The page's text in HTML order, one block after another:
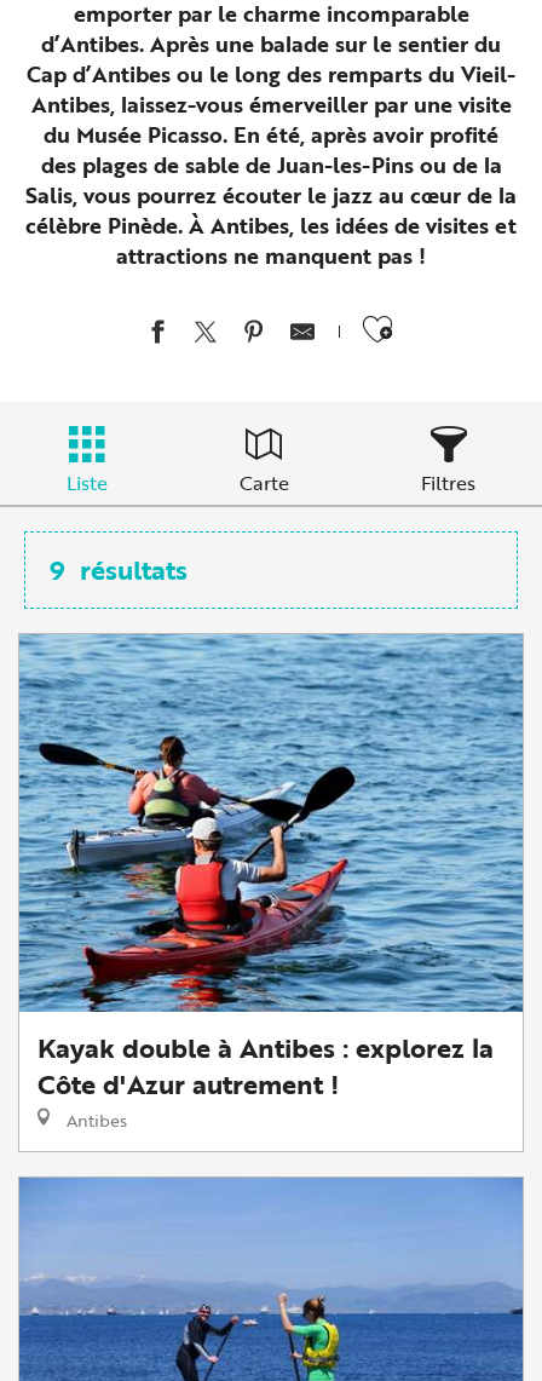
emporter par le charme incomparable
d’Antibes. Après une balade sur le sentier du
Cap d’Antibes ou le long des remparts du Vieil-
Antibes, laissez-vous émerveiller par une visite
du Musée Picasso. En été, après avoir profité
des plages de sable de Juan-les-Pins ou de la
Salis, vous pourrez écouter le jazz au cœur de la
célèbre Pinède. À Antibes, les idées de visites et
attractions ne manquent pas !
Ajouter
Liste Carte Filtres
9 résultats
Kayak double à Antibes : explorez la
Côte d'Azur autrement !
Antibes